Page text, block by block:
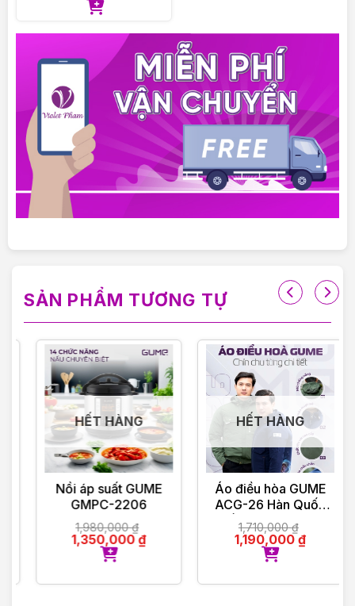
SẢN PHẨM TƯƠNG TỰ
HẾT HÀNG
Nồi áp suất GUME
GMPC-2206
1,980,000₫
1,350,000₫
HẾT HÀNG
Áo điều hòa GUME
ACG-26 Hàn Quốc
Chống Tia UV – Bảo
Hành Chính Hãng 12
tháng
1,710,000₫
1,190,000₫